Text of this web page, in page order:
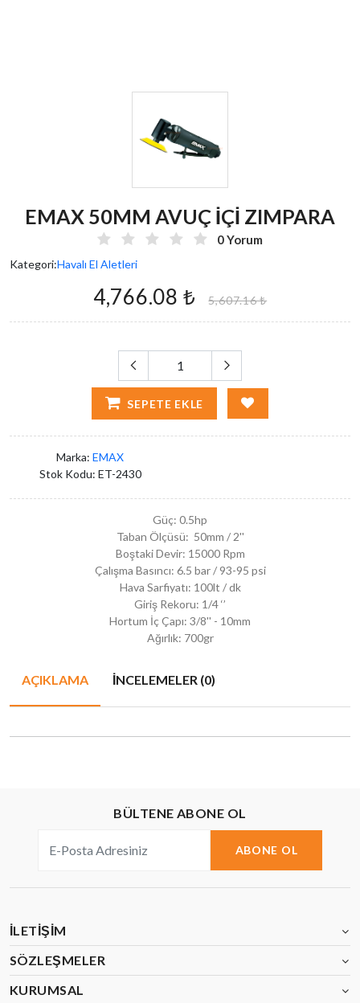
EMAX 50MM AVUÇ İÇİ ZIMPARA
0 Yorum
Kategori:Havalı El Aletleri
4,766.08 ₺ 5,607.16 ₺
SEPETE EKLE
Marka: EMAX
Stok Kodu: ET-2430
Güç: 0.5hp
Taban Ölçüsü: 50mm / 2''
Boştaki Devir: 15000 Rpm
Çalışma Basıncı: 6.5 bar / 93-95 psi
Hava Sarfiyatı: 100lt / dk
Giriş Rekoru: 1/4 ‘’
Hortum İç Çapı: 3/8'' - 10mm
Ağırlık: 700gr
AÇIKLAMA İNCELEMELER (0)
BÜLTENE ABONE OL
ABONE OL
İLETIŞIM
SÖZLEŞMELER
KURUMSAL